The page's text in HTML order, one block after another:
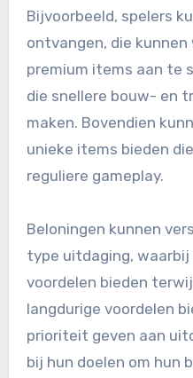
Bijvoorbeeld, spelers
ontvangen, die
premium items aan te
die snellere bouw- en
maken. Bovendien
unieke items bieden
reguliere gameplay.
Beloningen kunnen
type uitdaging,
voordelen bieden
langdurige voordelen
prioriteit geven aan
bij hun doelen om hun